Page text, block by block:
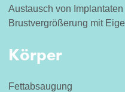
Austausch von Implantaten
Brustvergrößerung mit
Körper
Fettabsaugung